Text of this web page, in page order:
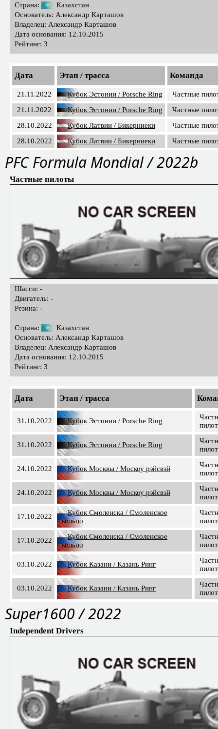
Страна:
Казахстан
Основатель: Александр Карташов
Владелец: Александр Карташов
Дата основания: 12.10.2015
Рейтинг: 3
Дата Этап / трасса Команда
21.11.2022 Кубок Эстонии / Porsche Ring
Частные
21.11.2022
Кубок Эстонии / Porsche Ring
Частные
28.10.2022
Кубок Латвии / Бикерниеки
Частные
28.10.2022
Кубок Латвии / Бикерниеки Частные
PFC Formula Mondial / 2022b
Частные пилоты
Шасси: -
Двигатель: -
Резина: -
Страна:
Казахстан
Основатель: Александр Карташов
Владелец: Александр Карташов
Дата основания: 12.10.2015
Рейтинг: 3
Дата Этап / трасса
31.10.2022 Кубок Эстонии / Porsche Ring
31.10.2022 Кубок Эстонии / Porsche Ring
24.10.2022 Кубок Москвы / Москоу рэйсвэй
24.10.2022 Кубок Москвы / Москоу рэйсвэй
17.10.2022
Кубок Смоленска / Смоленское
кольцо
17.10.2022
Кубок Смоленска / Смоленское
кольцо
03.10.2022 Кубок Казани / Казань Ринг
03.10.2022 Кубок Казани / Казань Ринг
Super1600 / 2022
Independent Drivers